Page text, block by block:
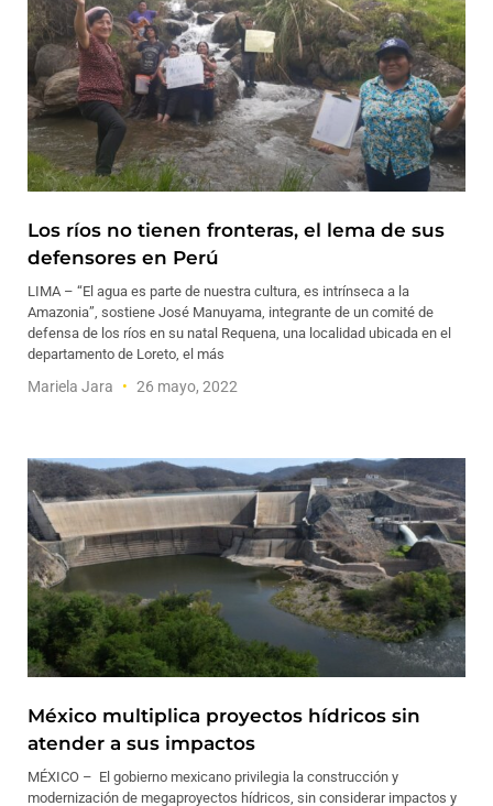
Los ríos no tienen fronteras, el lema de sus
defensores en Perú
LIMA – “El agua es parte de nuestra cultura, es intrínseca a la
Amazonia”, sostiene José Manuyama, integrante de un comité de
defensa de los ríos en su natal Requena, una localidad ubicada en el
departamento de Loreto, el más
Mariela Jara 26 mayo, 2022
México multiplica proyectos hídricos sin
atender a sus impactos
MÉXICO – El gobierno mexicano privilegia la construcción y
modernización de megaproyectos hídricos, sin considerar impactos y